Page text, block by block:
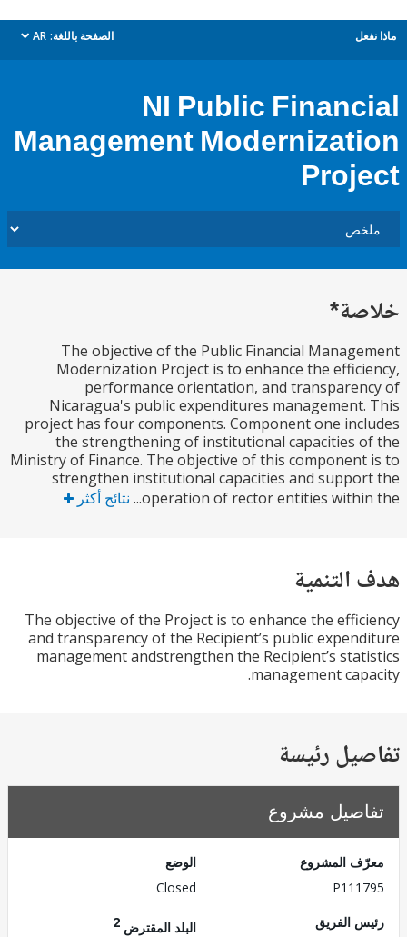
الصفحة باللغة: AR
dropdown
NI Public
Management
The objective of the Public Financial
Modernization Project is to enhance the
performance orientation, and
Nicaragua's public expenditures
project has four components. Component one
the strengthening of institutional capacities
Ministry of Finance. The objective of this
strengthen institutional capacities and
operation of rector entities نتائج أكثر
The objective of the Project is to enhance the
and transparency of the Recipient’s public
management andstrengthen the Recipient’s
management
رئيسة
مشروع
المشروع
الفريق
البلد المقترض